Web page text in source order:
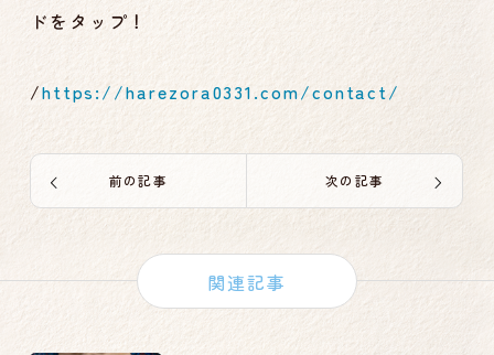
ドをタップ！
/https://harezora0331.com/contact/
前の記事 次の記事
関連記事